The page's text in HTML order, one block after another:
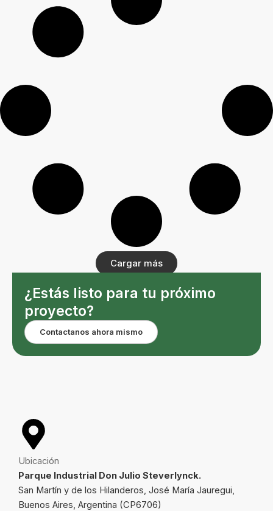
Cargar más
¿Estás listo para tu próximo
proyecto?
Contactanos ahora mismo
Ubicación
Parque Industrial Don Julio Steverlynck.
San Martín y de los Hilanderos, José María Jauregui,
Buenos Aires, Argentina (CP6706)